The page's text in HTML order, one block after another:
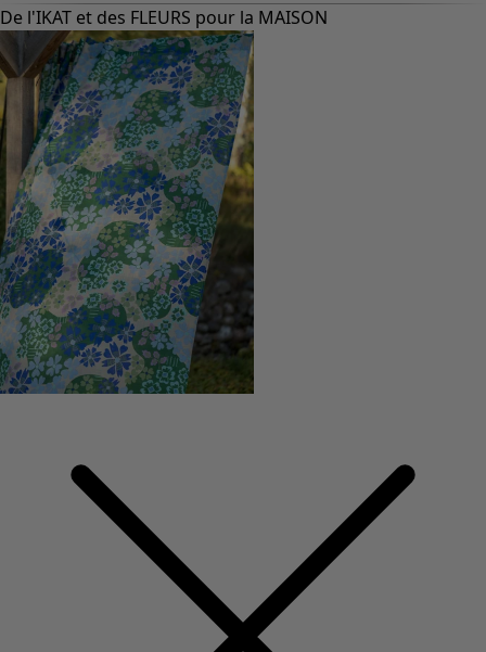
De l'IKAT et des FLEURS pour la MAISON